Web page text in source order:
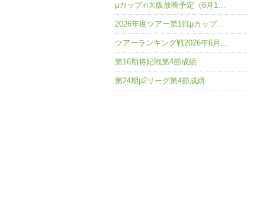
μカップin大阪放映予定（6月1…
2026年度ツアー第1戦μカップ…
ツアーランキング戦2026年6月…
第16期将妃戦第4節成績
第24期μ2リーグ第4節成績